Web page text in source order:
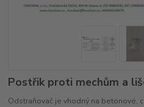
Postřik proti mechům a
Odstraňovač je vhodný na betonové,